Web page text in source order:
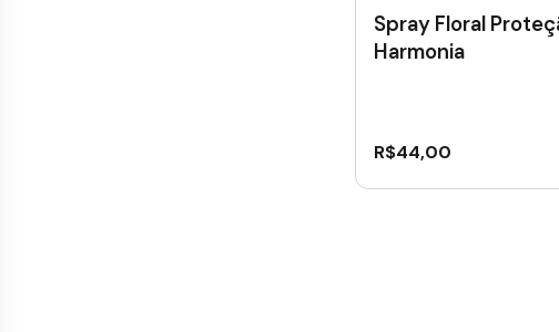
Spray Floral
Harmonia
R$44,00